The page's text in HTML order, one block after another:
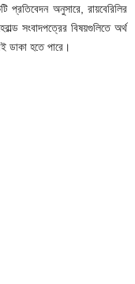
প্রতিবেদন অনুসারে, রায়বেরিলির
সংবাদপত্রের বিষয়গুলিতে অর্থ
ডাকা হতে পারে।